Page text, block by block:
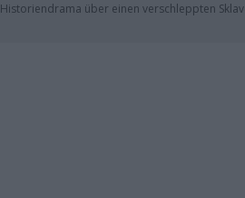
Historiendrama über einen verschleppten